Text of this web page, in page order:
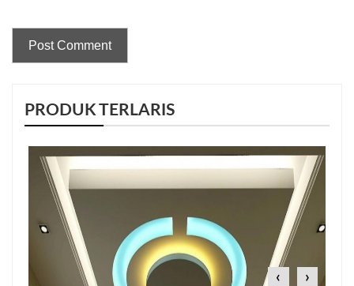
PRODUK TERLARIS
‹ ›